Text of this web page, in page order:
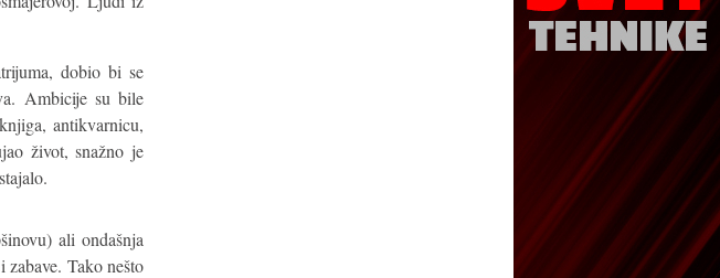
dobio bi se
Ambicije su bile
antikvarnicu,
život, snažno je
ali ondašnja
Tako nešto